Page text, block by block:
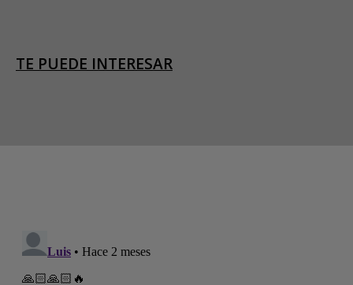
TE PUEDE INTERESAR